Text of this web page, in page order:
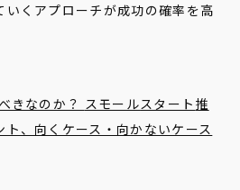
いくアプローチが成功の確率を高
きなのか？ スモールスタート 推
、向くケース・向かないケース